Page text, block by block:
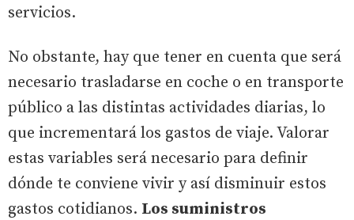
servicios.
No obstante, hay que tener en cuenta que será
necesario trasladarse en coche o en transporte
público a las distintas actividades diarias, lo
que incrementará los gastos de viaje. Valorar
estas variables será necesario para definir
dónde te conviene vivir y así disminuir estos
gastos cotidianos. Los suministros